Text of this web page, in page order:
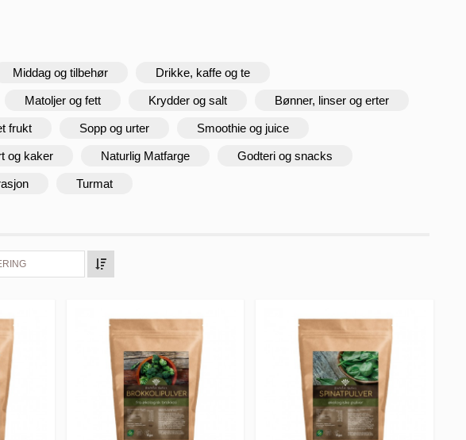
Middag og tilbehør Drikke, kaffe og te
Matoljer og fett Krydder og salt Bønner, linser og erter
frukt Sopp og urter Smoothie og juice
og kaker Naturlig Matfarge Godteri og snacks
Turmat